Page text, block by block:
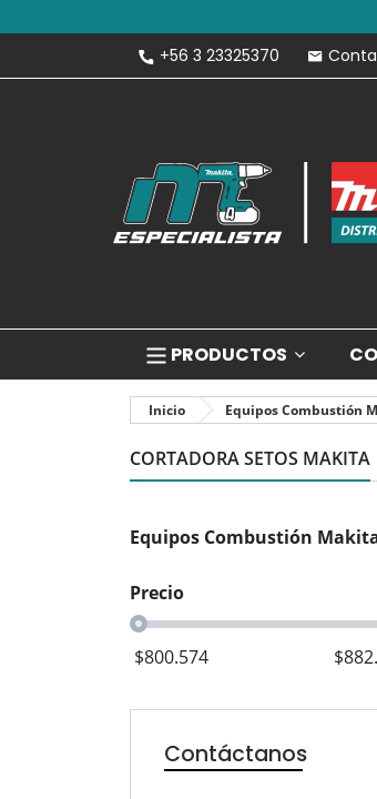
+56 3 23325370
PRODUCTOS
Inicio Equipos Combustión
CORTADORA SETOS MAKITA
Equipos Combustión
Precio
$800.574 $
Contáctanos